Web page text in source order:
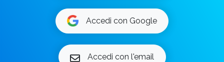
Accedi con Google
Accedi con l'email